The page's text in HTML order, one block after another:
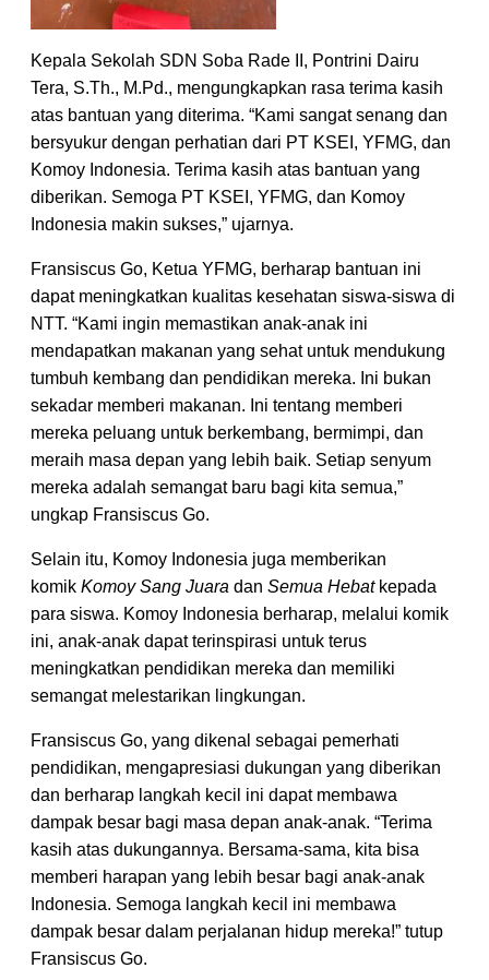
Kepala Sekolah SDN Soba Rade II, Pontrini Dairu
Tera, S.Th., M.Pd., mengungkapkan rasa terima kasih
atas bantuan yang diterima. “Kami sangat senang dan
bersyukur dengan perhatian dari PT KSEI, YFMG, dan
Komoy Indonesia. Terima kasih atas bantuan yang
diberikan. Semoga PT KSEI, YFMG, dan Komoy
Indonesia makin sukses,” ujarnya.
Fransiscus Go, Ketua YFMG, berharap bantuan ini
dapat meningkatkan kualitas kesehatan siswa-siswa di
NTT. “Kami ingin memastikan anak-anak ini
mendapatkan makanan yang sehat untuk mendukung
tumbuh kembang dan pendidikan mereka. Ini bukan
sekadar memberi makanan. Ini tentang memberi
mereka peluang untuk berkembang, bermimpi, dan
meraih masa depan yang lebih baik. Setiap senyum
mereka adalah semangat baru bagi kita semua,”
ungkap Fransiscus Go.
Selain itu, Komoy Indonesia juga memberikan
komik Komoy Sang Juara dan Semua Hebatkepada
para siswa. Komoy Indonesia berharap, melalui komik
ini, anak-anak dapat terinspirasi untuk terus
meningkatkan pendidikan mereka dan memiliki
semangat melestarikan lingkungan.
Fransiscus Go, yang dikenal sebagai pemerhati
pendidikan, mengapresiasi dukungan yang diberikan
dan berharap langkah kecil ini dapat membawa
dampak besar bagi masa depan anak-anak. “Terima
kasih atas dukungannya. Bersama-sama, kita bisa
memberi harapan yang lebih besar bagi anak-anak
Indonesia. Semoga langkah kecil ini membawa
dampak besar dalam perjalanan hidup mereka!” tutup
Fransiscus Go.